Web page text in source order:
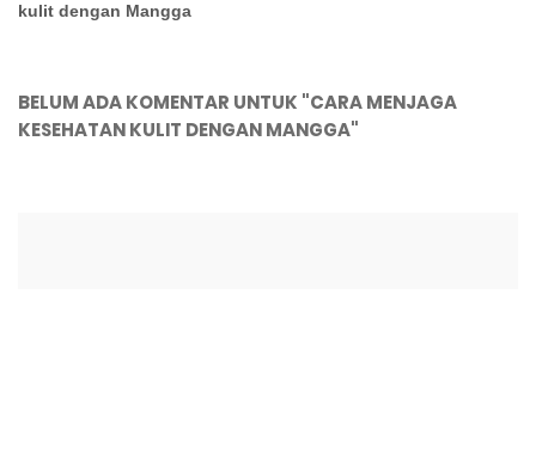
kulit dengan Mangga
BELUM ADA KOMENTAR UNTUK "CARA MENJAGA
KESEHATAN KULIT DENGAN MANGGA"